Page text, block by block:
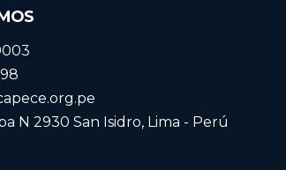
N 2930 San Isidro, Lima - Perú